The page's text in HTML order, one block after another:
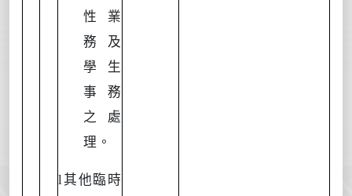
性業
務及
學生
事務
之處
理。
l 其他臨時